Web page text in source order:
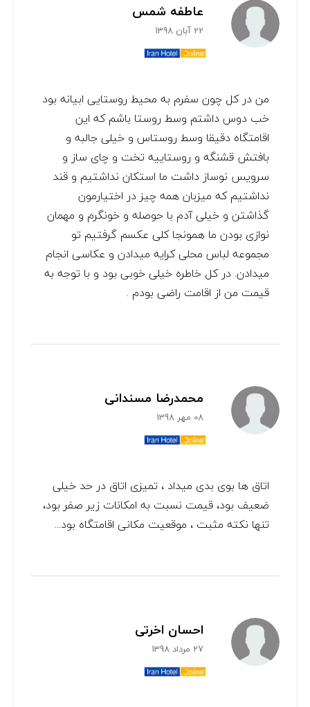
عاطفه شمس
22 آبان 1398
من در کل چون سفرم به محیط روستایی ابیانه بود
خب دوس داشتم وسط روستا باشم که این
اقامتگاه دقیقا وسط روستاس و خیلی جالبه و
بافتش قشنگه و روستاییه تخت و چای ساز و
سرویس نوساز داشت ما استکان نداشتیم و قند
نداشتیم که میزبان همه چیز در اختیارمون
گذاشتن و خیلی آدم با حوصله و خونگرم و مهمان
نوازی بودن ما همونجا کلی عکسم گرفتیم تو
مجموعه لباس محلی کرایه میدادن و عکاسی انجام
میدادن. در کل خاطره خیلی خوبی بود و با توجه به
قیمت من از اقامت راضی بودم .
محمدرضا مسندانی
08 مهر 1398
اتاق ها بوی بدی میداد ، تمیزی اتاق در حد خیلی
ضعیف بود، قیمت نسبت به امکانات زیر صفر بود،
تنها نکته مثبت ، موقعیت مکانی اقامتگاه بود...
احسان اخرتی
27 مرداد 1398